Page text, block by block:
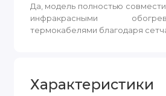
Да, модель полностью
инфракрасными
термокабелями благодаря
Характеристики